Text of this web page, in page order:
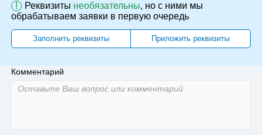
! Реквизиты необязательны, но с ними мы
обрабатываем заявки в первую очередь
Заполнить реквизиты Приложить реквизиты
Комментарий